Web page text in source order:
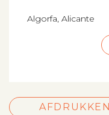
Algorfa, Alicante
AFDRUKKEN